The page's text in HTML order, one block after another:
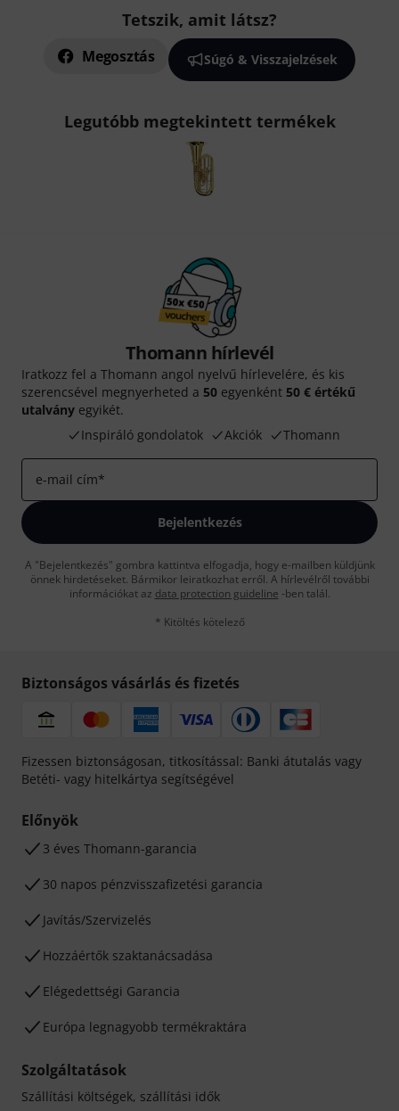
Tetszik, amit látsz?
Megosztás Súgó & Visszajelzések
Legutóbb megtekintett termékek
Thomann hírlevél
Iratkozz fel a Thomann angol nyelvű hírlevelére, és kis
szerencsével megnyerheted a 50 egyenként 50 € értékű
utalvány egyikét.
Inspiráló gondolatok
Akciók Thomann
e-mail cím*
Bejelentkezés
A "Bejelentkezés" gombra kattintva elfogadja, hogy e-mailben küldjünk
önnek hirdetéseket. Bármikor leiratkozhat erről. A hírlevélről további
információkat az data protection guideline -ben talál.
* Kitöltés kötelező
Biztonságos vásárlás és fizetés
Fizessen biztonságosan, titkosítással: Banki átutalás vagy
Betéti- vagy hitelkártya segítségével
Előnyök
3 éves Thomann-garancia
30 napos pénzvisszafizetési garancia
Javítás/Szervizelés
Hozzáértők szaktanácsadása
Elégedettségi Garancia
Európa legnagyobb termékraktára
Szolgáltatások
Szállítási költségek, szállítási idők